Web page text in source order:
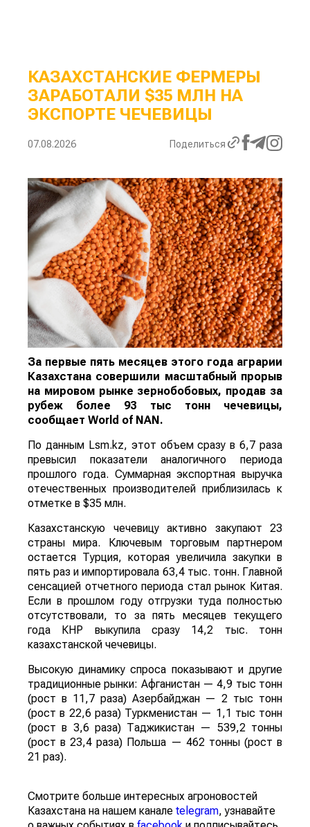
КАЗАХСТАНСКИЕ ФЕРМЕРЫ
ЗАРАБОТАЛИ $35 МЛН НА
ЭКСПОРТЕ ЧЕЧЕВИЦЫ
07.08.2026 Поделиться
За первые пять месяцев этого года аграрии
Казахстана совершили масштабный прорыв
на мировом рынке зернобобовых, продав за
рубеж более 93 тыс тонн чечевицы,
сообщает World of NAN.
По данным Lsm.kz, этот объем сразу в 6,7 раза
превысил показатели аналогичного периода
прошлого года. Суммарная экспортная выручка
отечественных производителей приблизилась к
отметке в $35 млн.
Казахстанскую чечевицу активно закупают 23
страны мира. Ключевым торговым партнером
остается Турция, которая увеличила закупки в
пять раз и импортировала 63,4 тыс. тонн. Главной
сенсацией отчетного периода стал рынок Китая.
Если в прошлом году отгрузки туда полностью
отсутствовали, то за пять месяцев текущего
года КНР выкупила сразу 14,2 тыс. тонн
казахстанской чечевицы.
Высокую динамику спроса показывают и другие
традиционные рынки: Афганистан — 4,9 тыс тонн
(рост в 11,7 раза) Азербайджан — 2 тыс тонн
(рост в 22,6 раза) Туркменистан — 1,1 тыс тонн
(рост в 3,6 раза) Таджикистан — 539,2 тонны
(рост в 23,4 раза) Польша — 462 тонны (рост в
21 раз).
Смотрите больше интересных агроновостей
Казахстана на нашем канале telegram, узнавайте